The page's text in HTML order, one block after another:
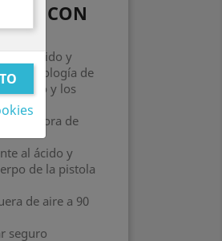
CON
rápido y
la tecnología de
el polvo y los
de
al ácido y
de la pistola
de aire a 90
seguro